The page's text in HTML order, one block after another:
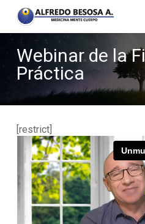
content
Webinar de la
Práctica
[restrict]